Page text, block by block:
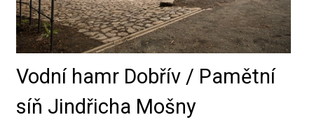
Vodní hamr Dobřív / Pamětní
síň Jindřicha Mošny